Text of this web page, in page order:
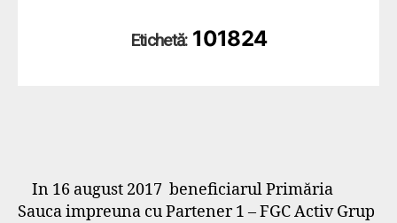
Etichetă: 101824
In 16 august 2017 beneficiarul Primăria
Sauca impreuna cu Partener 1 – FGC Activ Grup